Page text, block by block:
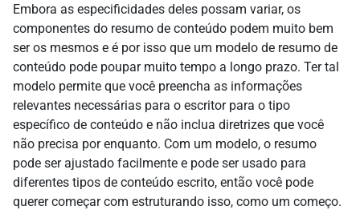
Embora as especificidades deles possam variar, os
componentes do resumo de conteúdo podem muito bem
ser os mesmos e é por isso que um modelo de resumo de
conteúdo pode poupar muito tempo a longo prazo. Ter tal
modelo permite que você preencha as informações
relevantes necessárias para o escritor para o tipo
específico de conteúdo e não inclua diretrizes que você
não precisa por enquanto. Com um modelo, o resumo
pode ser ajustado facilmente e pode ser usado para
diferentes tipos de conteúdo escrito, então você pode
querer começar com estruturando isso, como um começo.